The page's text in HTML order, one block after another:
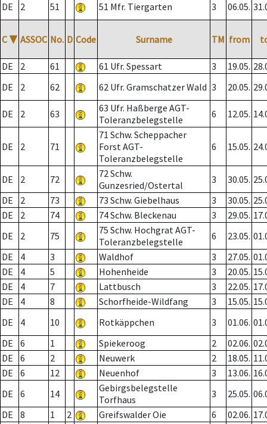
DE
2 51 51 Mfr. Tiergarten 3 06.05.
C ▼ ASSOC No. D Code Surname TM from
DE 2 61 61 Ufr. Spessart 3 19.05.
DE
2 62 62 Ufr. Gramschatzer Wald 3 20.05.
DE 2 63
63 Ufr. Haßberge AGT-
Toleranzbelegstelle
6 12.05.
DE 2 71
71 Schw. Scheppacher
Forst AGT-
Toleranzbelegstelle
6 15.05.
DE 2 72
72 Schw.
Gunzesried/Ostertal
3 30.05.
DE
2 73 73 Schw. Giebelhaus 3 30.05.
DE
2 74 74 Schw. Bleckenau 3 29.05.
DE
2 75
75 Schw. Hochgrat AGT-
Toleranzbelegstelle
6 23.05.
DE
4 3 Waldhof 3 27.05.
DE
4 5 Hohenheide 3 20.05.
DE
4 7 Lattbusch 3 22.05.
DE
4 8 Schorfheide-Wildfang 3 15.05.
DE
4 10 Rotkäppchen 3 01.06.
DE
6 1 Spiekeroog 2 02.06.
DE
6 2 Neuwerk 2 18.05.
DE
6 12 Neuenhof 3 13.06.
DE
6 14
Gebirgsbelegstelle
Torfhaus
3 25.05.
DE
8 1 2 Greifswalder Oie 6 02.06.